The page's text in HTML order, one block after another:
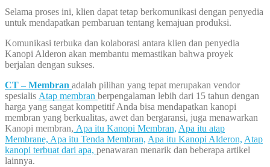
Selama proses ini, klien dapat tetap berkomunikasi dengan penyedia
untuk mendapatkan pembaruan tentang kemajuan produksi.
Komunikasi terbuka dan kolaborasi antara klien dan penyedia
Kanopi Alderon akan membantu memastikan bahwa proyek
berjalan dengan sukses.
CT – Membran adalah pilihan yang tepat merupakan vendor
spesialis Atap membran berpengalaman lebih dari 15 tahun dengan
harga yang sangat kompetitif Anda bisa mendapatkan kanopi
membran yang berkualitas, awet dan bergaransi, juga menawarkan
Kanopi membran, Apa itu Kanopi Membran, Apa itu atap
Membrane, Apa itu Tenda Membran, Apa itu Kanopi Alderon, Atap
kanopi terbuat dari apa, penawaran menarik dan beberapa artikel
lainnya.